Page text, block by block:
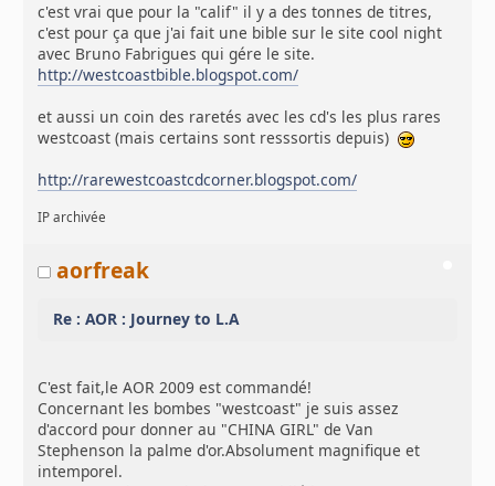
c'est vrai que pour la "calif" il y a des tonnes de titres,
c'est pour ça que j'ai fait une bible sur le site cool night
avec Bruno Fabrigues qui gére le site.
http://westcoastbible.blogspot.com/
et aussi un coin des raretés avec les cd's les plus rares
westcoast (mais certains sont resssortis depuis)
http://rarewestcoastcdcorner.blogspot.com/
IP archivée
aorfreak
Re : AOR : Journey to L.A
C'est fait,le AOR 2009 est commandé!
Concernant les bombes "westcoast" je suis assez
d'accord pour donner au "CHINA GIRL" de Van
Stephenson la palme d'or.Absolument magnifique et
intemporel.